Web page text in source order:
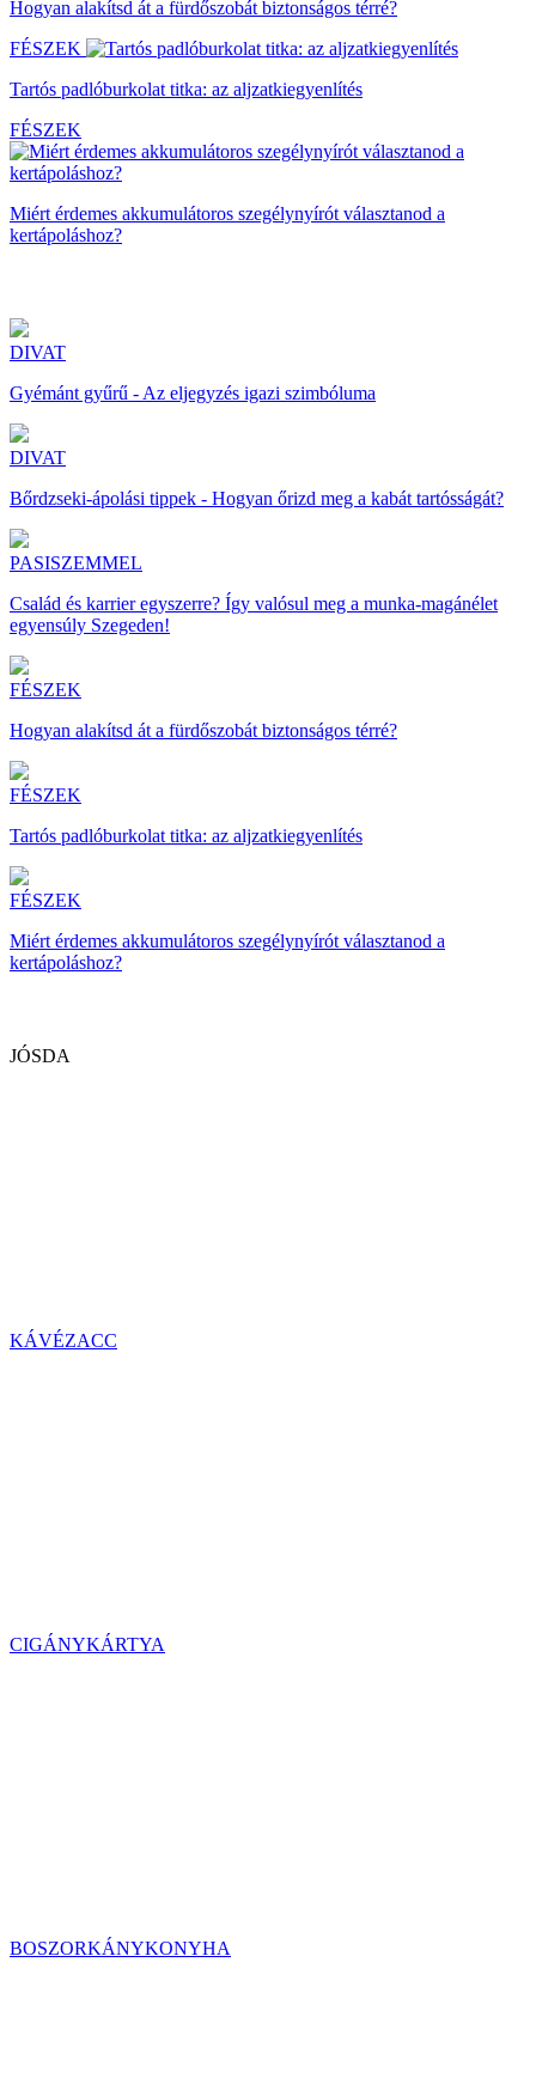
Hogyan alakítsd át a fürdőszobát biztonságos térré?
FÉSZEK
Tartós padlóburkolat titka: az aljzatkiegyenlítés
FÉSZEK
Miért érdemes akkumulátoros szegélynyírót választanod a
kertápoláshoz?
DIVAT
Gyémánt gyűrű - Az eljegyzés igazi szimbóluma
DIVAT
Bőrdzseki-ápolási tippek - Hogyan őrizd meg a kabát tartósságát?
PASISZEMMEL
Család és karrier egyszerre? Így valósul meg a munka-magánélet
egyensúly Szegeden!
FÉSZEK
Hogyan alakítsd át a fürdőszobát biztonságos térré?
FÉSZEK
Tartós padlóburkolat titka: az aljzatkiegyenlítés
FÉSZEK
Miért érdemes akkumulátoros szegélynyírót választanod a
kertápoláshoz?
JÓSDA
KÁVÉZACC
CIGÁNYKÁRTYA
BOSZORKÁNYKONYHA